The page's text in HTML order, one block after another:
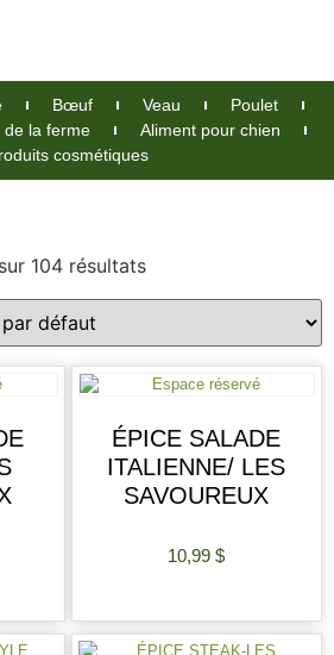
Bœuf Veau
Poulet
de la ferme
Aliment pour chien
cosmétiques
104 résultats
ÉPICE SALADE
ITALIENNE/ LES
SAVOUREUX
10,99$